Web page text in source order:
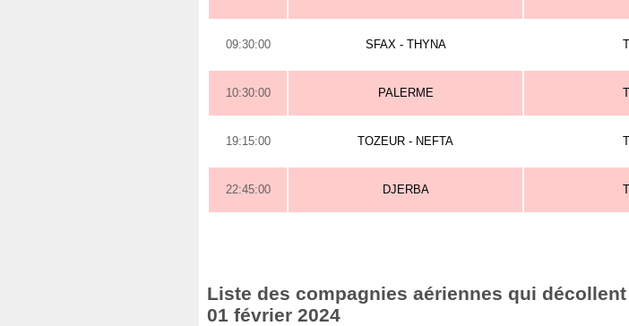
09:30:00 SFAX - THYNA
10:30:00 PALERME
19:15:00 TOZEUR - NEFTA
22:45:00 DJERBA
Liste des compagnies aériennes qui
01 février 2024